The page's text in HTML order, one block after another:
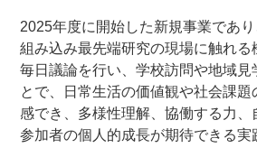
2025年度に開始した新規事業であ
組み込み最先端研究の現場に触れる
毎日議論を行い、学校訪問や地域見
とで、日常生活の価値観や社会課
感でき、多様性理解、協働する力、
参加者の個人的成長が期待できる実